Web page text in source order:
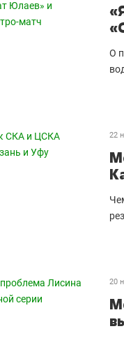
О
22
20